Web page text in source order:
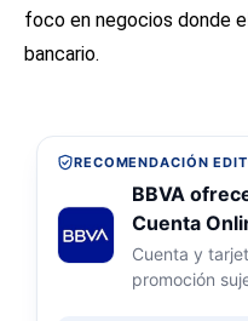
foco en negocios donde
bancario.
RECOMENDACIÓN
BBVA
Cuenta
Cuenta y
promoción